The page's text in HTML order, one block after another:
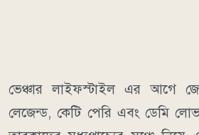
ভেঞ্চার লাইফস্টাইল এর আগে
লেজেন্ড, কেটি পেরি এবং ডেমি